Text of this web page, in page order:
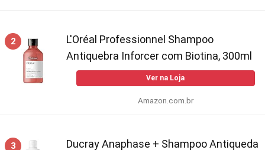
2
L'Oréal Professionnel Shampoo
Antiquebra Inforcer com Biotina, 300ml
Ver na Loja
Amazon.com.br
3
Ducray Anaphase + Shampoo Antiqueda